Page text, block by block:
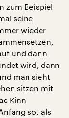
zum Beispiel
seine
wieder
und dann
wird, dann
man sieht
sitzen mit
Kinn
so, als